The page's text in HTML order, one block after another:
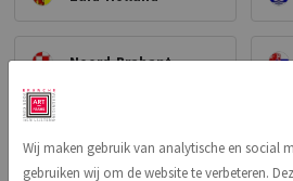
Noord-Brabant
Wij maken gebruik van analytische en social
gebruiken wij om de website te verbeteren.